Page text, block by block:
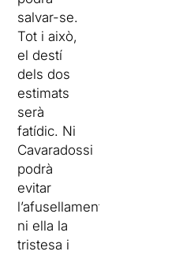
salvar-se.
Tot i això,
el destí
dels dos
estimats
serà
fatídic. Ni
Cavaradossi
podrà
evitar
l’afusellament,
ni ella la
tristesa i